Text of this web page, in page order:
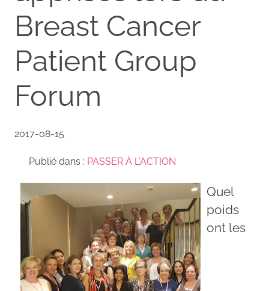
Breast Cancer
Patient Group
Forum
2017-08-15
Publié dans : PASSER À L'ACTION
Quel
poids
ont les